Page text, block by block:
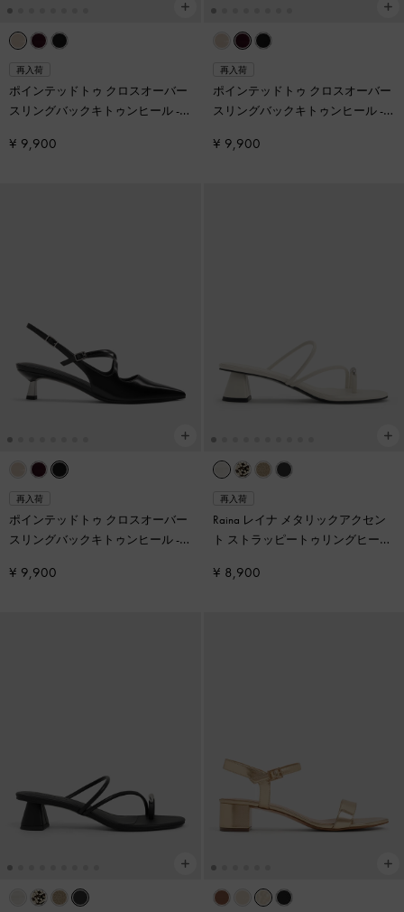
再入荷
ポインテッドトゥ クロスオーバー
スリングバックキトゥンヒール-
¥ 9,900
再入荷
ポインテッドトゥ クロスオーバー
スリングバックキトゥンヒール-
¥ 9,900
再入荷
ポインテッドトゥ クロスオーバー
スリングバックキトゥンヒール-
¥ 9,900
再入荷
Raina レイナ メタリックアクセン
ト ストラッピートゥリングヒール
¥ 8,900